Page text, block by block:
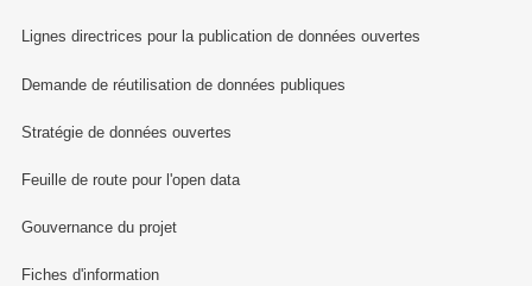
Lignes directrices pour la publication de données ouvertes
Demande de réutilisation de données publiques
Stratégie de données ouvertes
Feuille de route pour l'open data
Gouvernance du projet
Fiches d'information